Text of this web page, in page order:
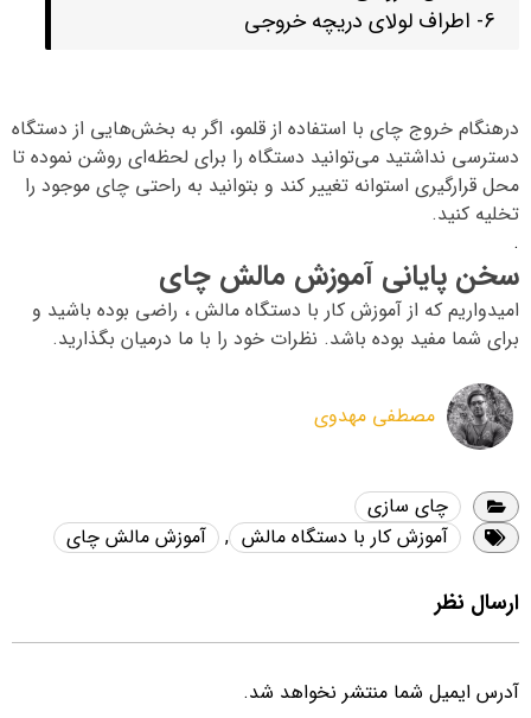
6- اطراف لولای دریچه خروجی
درهنگام خروج چای با استفاده از قلمو، اگر به بخش‌هایی از دستگاه
دسترسی نداشتید می‌توانید دستگاه را برای لحظه‌ای روشن نموده تا
محل قرارگیری استوانه تغییر کند و بتوانید به راحتی چای موجود را
تخلیه کنید.
.
سخن پایانی آموزش مالش چای
امیدواریم که از آموزش کار با دستگاه مالش ، راضی بوده باشید و
برای شما مفید بوده باشد. نظرات خود را با ما درمیان بگذارید.
مصطفی مهدوی
چای سازی
آموزش کار با دستگاه مالش , آموزش مالش چای
ارسال نظر
آدرس ایمیل شما منتشر نخواهد شد.